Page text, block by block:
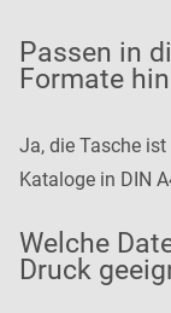
Passen in
Formate
Ja, die Tasche
Kataloge in DIN
Welche
Druck